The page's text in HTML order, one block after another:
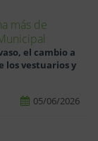
más de
el cambio a
los vestuarios y
05/06/2026